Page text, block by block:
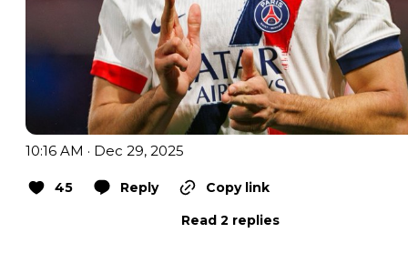
10:16 AM · Dec 29, 2025
45 Reply
Copy link
Read 2 replies